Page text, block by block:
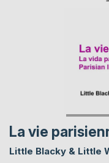
La vie
Little Blacky & Little